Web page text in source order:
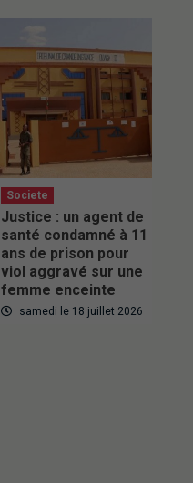
Societe
Justice : un agent de
santé condamné à 11
ans de prison pour
viol aggravé sur une
femme enceinte
samedi le 18 juillet 2026